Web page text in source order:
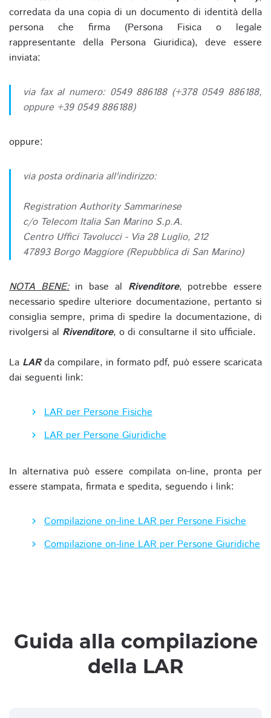
corredata da una copia di un documento di identità della
persona che firma (Persona Fisica o legale
rappresentante della Persona Giuridica), deve essere
inviata:
via fax al numero: 0549 886188 (+378 0549 886188,
oppure +39 0549 886188)
oppure:
via posta ordinaria all'indirizzo:
Registration Authority Sammarinese
c/o Telecom Italia San Marino S.p.A.
Centro Uffici Tavolucci - Via 28 Luglio, 212
47893 Borgo Maggiore (Repubblica di San Marino)
NOTA BENE:in base al Rivenditore, potrebbe essere
necessario spedire ulteriore documentazione, pertanto si
consiglia sempre, prima di spedire la documentazione, di
rivolgersi al Rivenditore, o di consultarne il sito ufficiale.
La LARda compilare, in formato pdf, può essere scaricata
dai seguenti link:
LAR per Persone Fisiche
LAR per Persone Giuridiche
In alternativa può essere compilata on-line, pronta per
essere stampata, firmata e spedita, seguendo i link:
Compilazione on-line LAR per Persone Fisiche
Compilazione on-line LAR per Persone Giuridiche
Guida alla compilazione
della LAR